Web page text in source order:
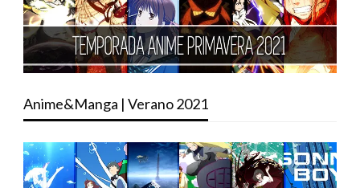
Anime&Manga | Verano 2021